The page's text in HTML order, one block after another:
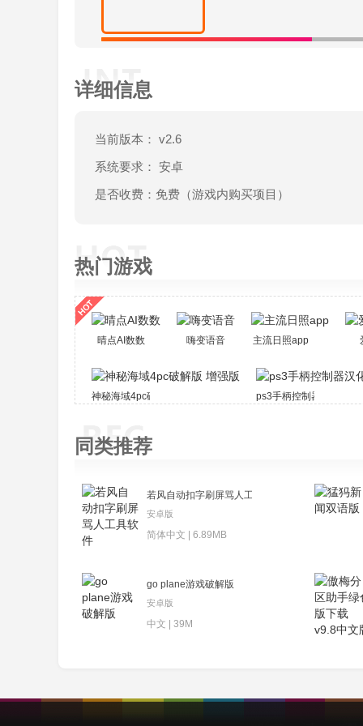
详细信息
当前版本： v2.6
系统要求： 安卓
是否收费：免费（游戏内购买项目）
热门游戏
晴点AI数数 嗨变语音 主流日照app
神秘海域4pc破解版 增强版 ps3手柄控制器汉化中文
同类推荐
若风自动扣字刷屏骂人工具软件
安卓版
简体中文 | 6.89MB
go plane游戏破解版
安卓版
中文 | 39M